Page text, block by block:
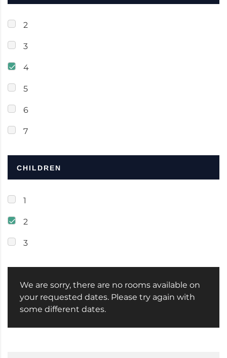
2
3
4
5
6
7
CHILDREN
1
2
3
We are sorry, there are no rooms available on
your requested dates. Please try again with
some different dates.